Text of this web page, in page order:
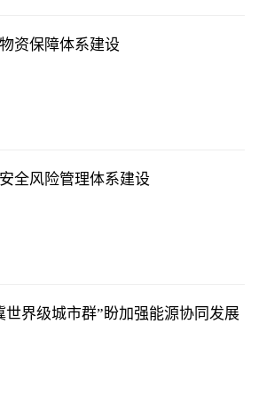
资保障体系建设
全风险管理体系建设
世界级城市群”盼加强能源协同发展